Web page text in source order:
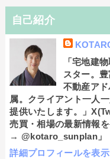
自己紹介
「宅地建
スター。
不動産ア
属。クライアント一人
提供いたします。」
売買・相場の最新情報
→ @kotaro_sunplan」
詳細プロフィールを表示